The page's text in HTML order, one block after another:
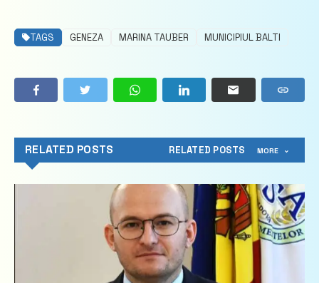
TAGS GENEZA MARINA TAUBER MUNICIPIUL BALTI
RELATED POSTS RELATED POSTS MORE